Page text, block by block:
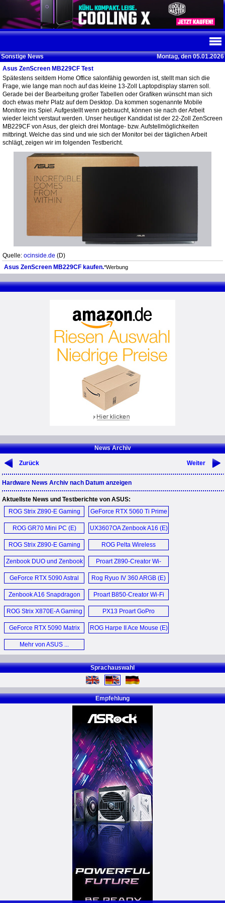
Sonstige News
Montag, den 05.01.2026
Asus ZenScreen MB229CF Test
Spätestens seitdem Home Office salonfähig geworden ist, stellt man sich die
Frage, wie lange man noch auf das kleine 13-Zoll Laptopdisplay starren soll.
Gerade bei der Bearbeitung großer Tabellen oder Grafiken wünscht man sich
doch etwas mehr Platz auf dem Desktop. Da kommen sogenannte Mobile
Monitore ins Spiel. Aufgestellt wenn gebraucht, können sie nach der Arbeit
wieder leicht verstaut werden. Unser heutiger Kandidat ist der 22-Zoll ZenScreen
MB229CF von Asus, der gleich drei Montage- bzw. Aufstellmöglichkeiten
mitbringt. Welche das sind und wie sich der Monitor bei der täglichen Arbeit
schlägt, zeigen wir im folgenden Testbericht.
Quelle: ocinside.de (D)
Asus ZenScreen MB229CF kaufen.*Werbung
News Archiv
Zurück Weiter
Hardware News Archiv nach Datum anzeigen
Aktuellste News und Testberichte von ASUS:
ROG Strix Z890-E Gaming
Wi-Fi (E)
GeForce RTX 5060 Ti Prime
OC 16GB (E)
ROG GR70 Mini PC (E)
UX3607OA Zenbook A16 (E)
ROG Strix Z890-E Gaming
Wi-Fi (E)
ROG Pelta Wireless
Headset (E)
Zenbook DUO und Zenbook
A16 (D)
Proart Z890-Creator Wi-
Fi (E)
GeForce RTX 5090 Astral
Liquid OC (E)
Rog Ryuo IV 360 ARGB (E)
Zenbook A16 Snapdragon
Qualcomm X2 Elite
Laptop (E)
Proart B850-Creator Wi-Fi
Neo (E)
ROG Strix X870E-A Gaming
Wi-Fi 7 Neo (E)
PX13 Proart GoPro
Edition (E)
GeForce RTX 5090 Matrix
Platinum (E)
ROG Harpe II Ace Mouse (E)
Mehr von ASUS ...
Sprachauswahl
Empfehlung